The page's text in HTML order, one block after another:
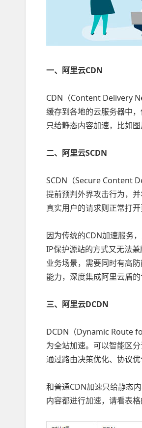
一、阿里云CDN
CDN（Content Delivery
缓存到各地的云服务器中
只给静态内容加速，比如
二、阿里云SCDN
SCDN（Secure Content
提前预判外界攻击行为，
真实用户的请求则正常打
因为传统的CDN加速服务
IP保护源站的方式又无法
业务场景，需要同时有高
能力，深度集成阿里云盾
三、阿里云DCDN
DCDN（Dynamic Route
为全站加速。可以智能区
通过路由决策优化、协议
和普通CDN加速只给静态
内容都进行加速，请看表格